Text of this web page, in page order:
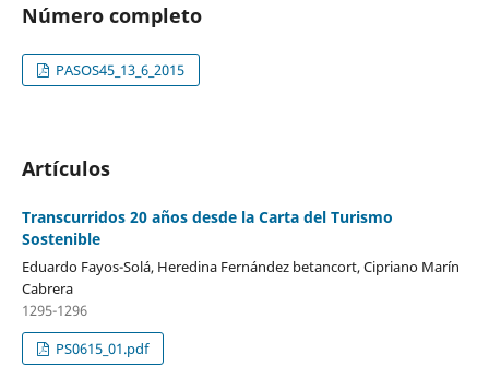
Número completo
PASOS45_13_6_2015
Artículos
Transcurridos 20 años desde la Carta del Turismo
Sostenible
Eduardo Fayos-Solá, Heredina Fernández betancort, Cipriano Marín
Cabrera
1295-1296
PS0615_01.pdf